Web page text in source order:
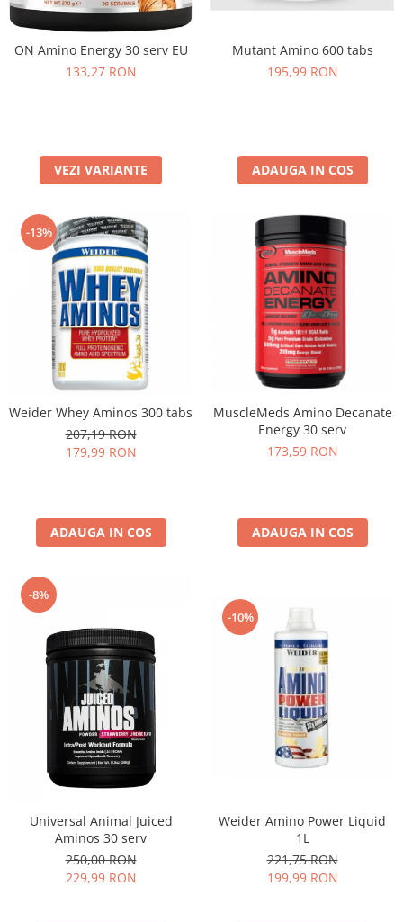
Under Armour
Universal
Vitargo
ON Amino Energy 30 serv EU
133,27 RON
VEZI VARIANTE
Mutant Amino 600 tabs
195,99 RON
ADAUGA IN COS
-13%
Weider Whey Aminos 300 tabs
207,19 RON
179,99 RON
ADAUGA IN COS
MuscleMeds Amino Decanate
Energy 30 serv
173,59 RON
ADAUGA IN COS
-8%
Universal Animal Juiced
Aminos 30 serv
250,00 RON
229,99 RON
-10%
Weider Amino Power Liquid
1L
221,75 RON
199,99 RON